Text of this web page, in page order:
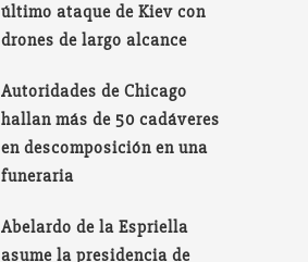
último ataque de Kiev con
drones de largo alcance
Autoridades de Chicago
hallan más de 50 cadáveres
en descomposición en una
funeraria
Abelardo de la Espriella
asume la presidencia de